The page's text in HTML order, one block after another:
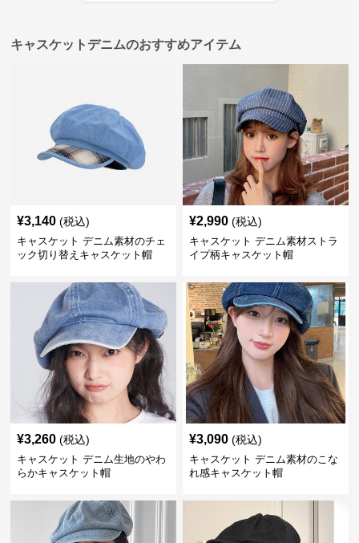
キャスケットデニムのおすすめアイテム
¥3,140 (税込)
キャスケット デニム素材のチェ
ック切り替えキャスケット帽
¥2,990 (税込)
キャスケット デニム素材ストラ
イプ柄キャスケット帽
¥3,260 (税込)
キャスケット デニム生地のやわ
らかキャスケット帽
¥3,090 (税込)
キャスケット デニム素材のこな
れ感キャスケット帽